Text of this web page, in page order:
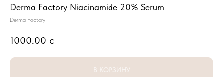
Derma Factory Niacinamide 20% Serum
Derma Factory
1000.00 с
В КОРЗИНУ